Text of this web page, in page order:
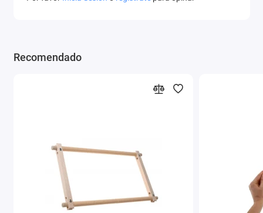
Recomendado